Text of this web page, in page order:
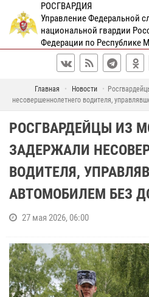
РОСГВАРДИЯ
Управление Федеральной
национальной гвардии
Федерации по Республике
Главная Новости
несовершеннолетнего водителя,
РОСГВАРДЕЙЦЫ ИЗ
ЗАДЕРЖАЛИ
ВОДИТЕЛЯ,
АВТОМОБИЛЕМ БЕЗ
27 мая 2026, 06:00